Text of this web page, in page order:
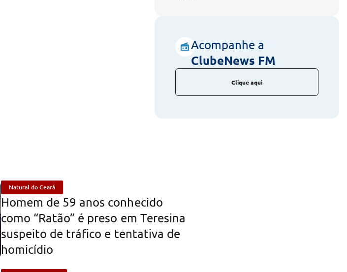
Acompanhe a
ClubeNews FM
Clique aqui
Natural do Ceará
Homem de 59 anos conhecido
como “Ratão” é preso em Teresina
suspeito de tráfico e tentativa de
homicídio